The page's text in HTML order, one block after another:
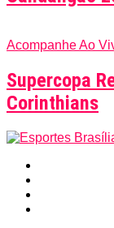
Acompanhe Ao
Supercopa
Corinthians